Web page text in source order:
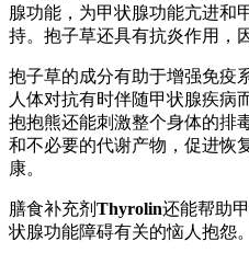
腺功能，为甲状腺功能亢进和
持。抱子草还具有抗炎作用，
抱子草的成分有助于增强免疫
人体对抗有时伴随甲状腺疾病
抱抱熊还能刺激整个身体的排
和不必要的代谢产物，促进恢
康。
膳食补充剂 Thyrolin还能帮助
状腺功能障碍有关的恼人抱怨。